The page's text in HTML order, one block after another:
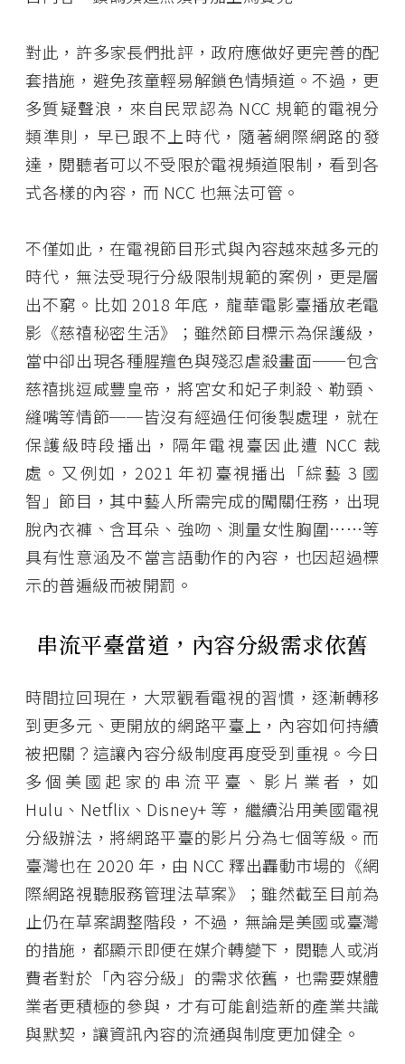
對此，許多家長們批評，政府應做好更完善的配
套措施，避免孩童輕易解鎖色情頻道。不過，更
多質疑聲浪，來自民眾認為 NCC 規範的電視分
類準則，早已跟不上時代，隨著網際網路的發
達，閱聽者可以不受限於電視頻道限制，看到各
式各樣的內容，而 NCC 也無法可管。
不僅如此，在電視節目形式與內容越來越多元的
時代，無法受現行分級限制規範的案例，更是層
出不窮。比如 2018 年底，龍華電影臺播放老電
影《慈禧秘密生活》；雖然節目標示為保護級，
當中卻出現各種腥羶色與殘忍虐殺畫面──包含
慈禧挑逗咸豐皇帝，將宮女和妃子刺殺、勒頸、
縫嘴等情節──皆沒有經過任何後製處理，就在
保護級時段播出，隔年電視臺因此遭 NCC 裁
處。又例如，2021 年初臺視播出「綜藝 3 國
智」節目，其中藝人所需完成的闖關任務，出現
脫內衣褲、含耳朵、強吻、測量女性胸圍⋯⋯等
具有性意涵及不當言語動作的內容，也因超過標
示的普遍級而被開罰。
串流平臺當道，內容分級需求依舊
時間拉回現在，大眾觀看電視的習慣，逐漸轉移
到更多元、更開放的網路平臺上，內容如何持續
被把關？這讓內容分級制度再度受到重視。今日
多個美國起家的串流平臺、影片業者，如
Hulu、Netflix、Disney+ 等，繼續沿用美國電視
分級辦法，將網路平臺的影片分為七個等級。而
臺灣也在 2020 年，由 NCC 釋出轟動市場的《網
際網路視聽服務管理法草案》；雖然截至目前為
止仍在草案調整階段，不過，無論是美國或臺灣
的措施，都顯示即便在媒介轉變下，閱聽人或消
費者對於「內容分級」的需求依舊，也需要媒體
業者更積極的參與，才有可能創造新的產業共識
與默契，讓資訊內容的流通與制度更加健全。